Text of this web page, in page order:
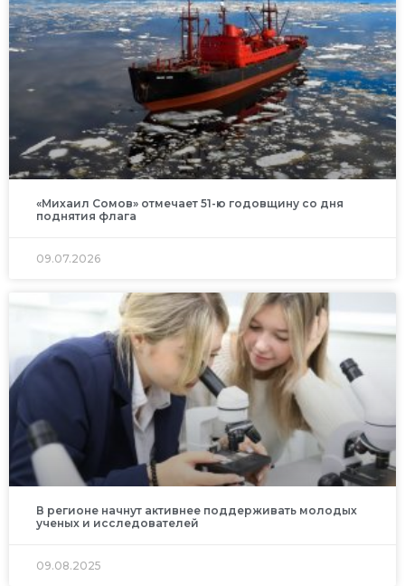
«Михаил Сомов» отмечает 51-ю годовщину со дня
поднятия флага
09.07.2026
В регионе начнут активнее поддерживать молодых
ученых и исследователей
09.08.2025